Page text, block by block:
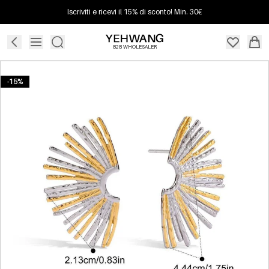
Iscriviti e ricevi il 15% di sconto! Min. 30€
B2B WHOLESALER
-15%